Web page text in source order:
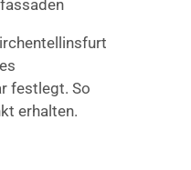
festlegt. So
erhalten.